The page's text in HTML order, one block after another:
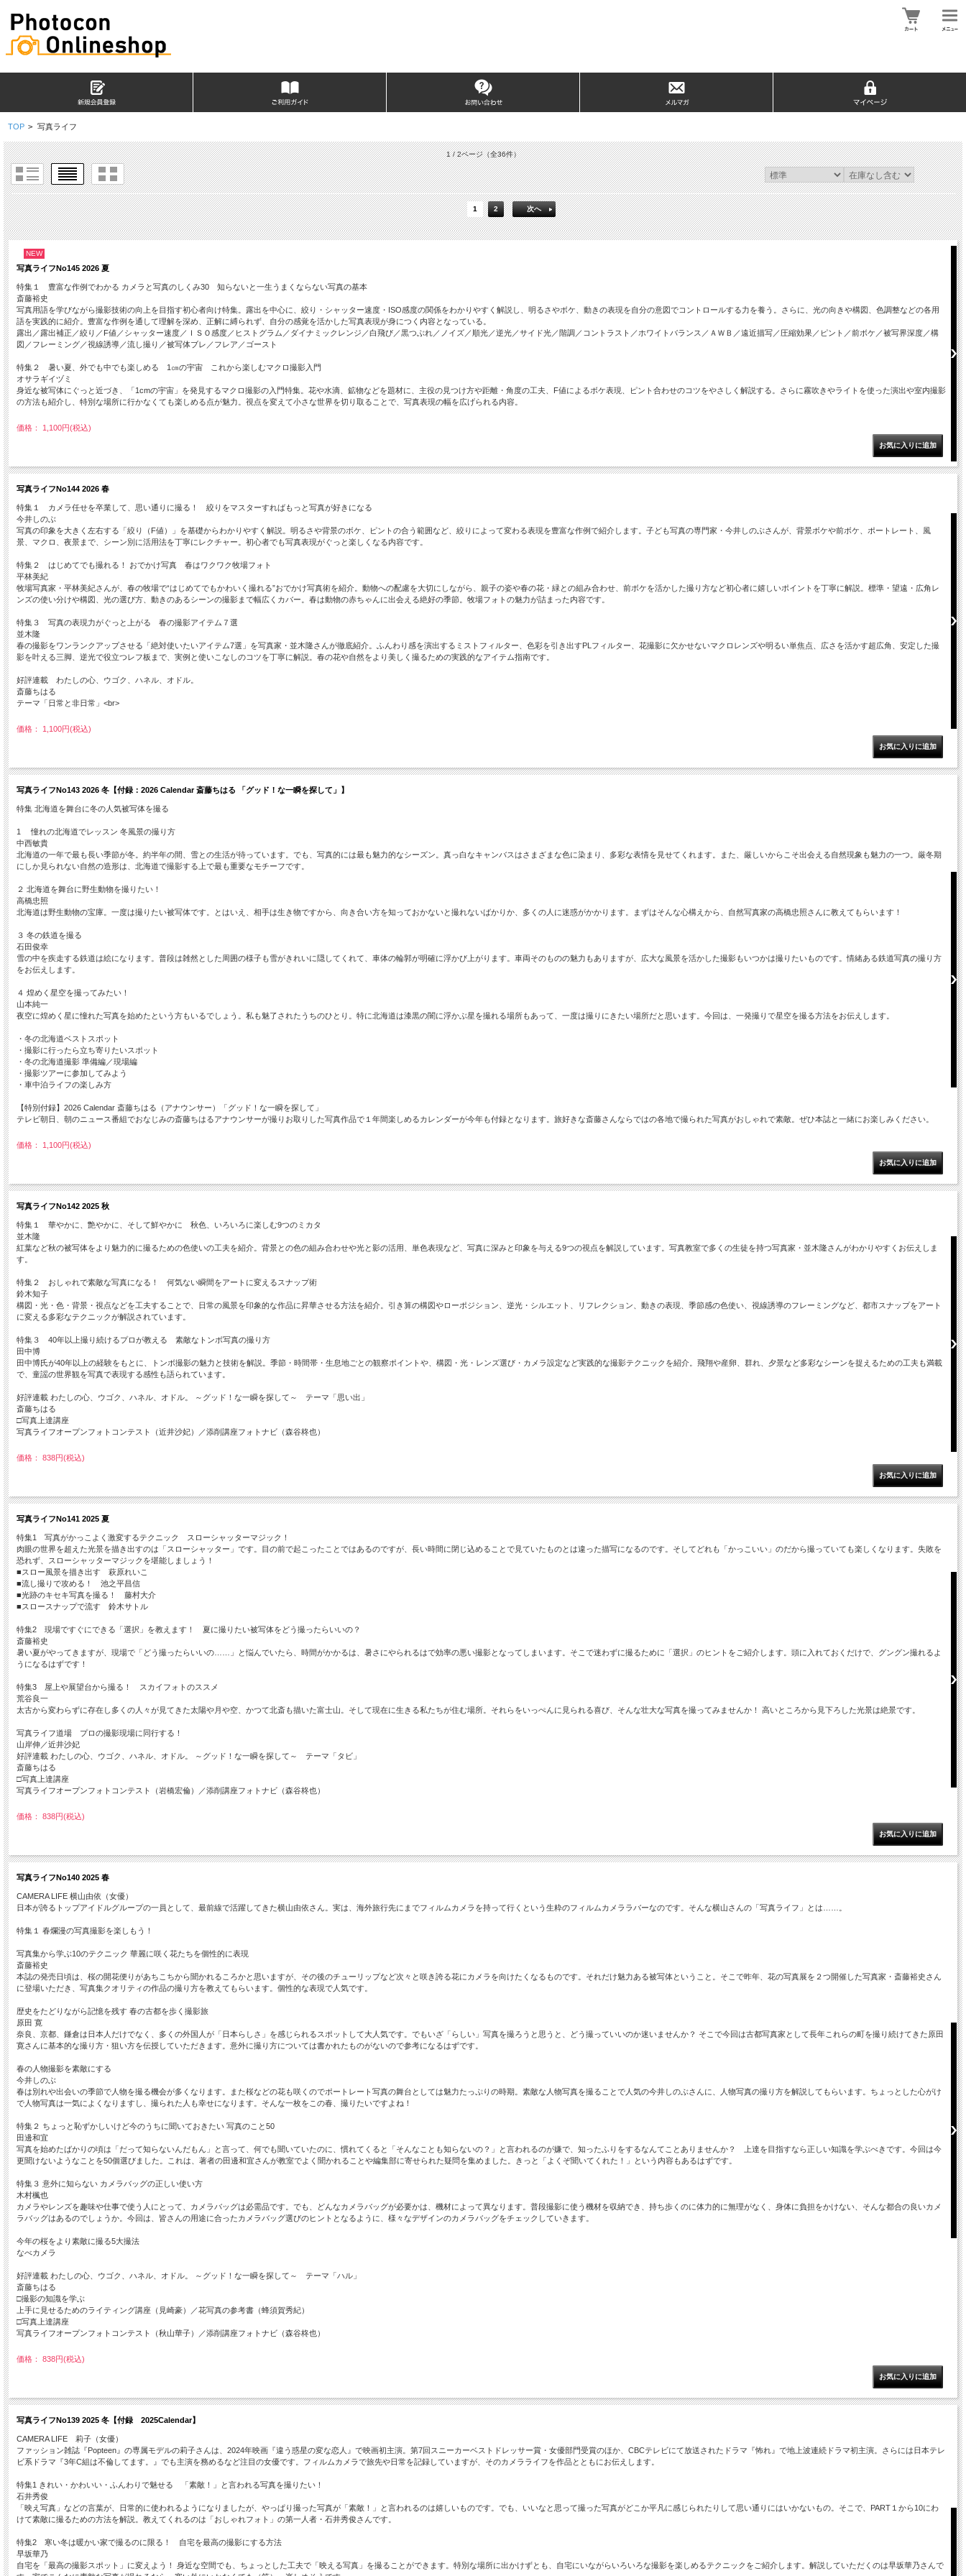
TOP > 写真ライフ
1 / 2ページ（全36件）
1 2 次へ
NEW
写真ライフNo145 2026 夏
特集１ 豊富な作例でわかる カメラと写真のしくみ30 知らないと一生うまくならない写真の基本
斎藤裕史
写真用語を学びながら撮影技術の向上を目指す初心者向け特集。露出を中心に、絞り・シャッター速度・ISO感度の関係をわかりやすく解説し、明るさやボケ、動きの表現を自分の意図でコントロールする力を養う。さらに、光の向きや構図、色調整などの各用
語を実践的に紹介。豊富な作例を通して理解を深め、正解に縛られず、自分の感覚を活かした写真表現が身につく内容となっている。
露出／露出補正／絞り／F値／シャッター速度／ＩＳＯ感度／ヒストグラム／ダイナミックレンジ／白飛び／黒つぶれ／ノイズ／順光／逆光／サイド光／階調／コントラスト／ホワイトバランス／ＡＷＢ／遠近描写／圧縮効果／ピント／前ボケ／被写界深度／構
図／フレーミング／視線誘導／流し撮り／被写体ブレ／フレア／ゴースト
特集２ 暑い夏、外でも中でも楽しめる 1㎝の宇宙 これから楽しむマクロ撮影入門
オサラギイヅミ
身近な被写体にぐっと近づき、「1cmの宇宙」を発見するマクロ撮影の入門特集。花や水滴、鉱物などを題材に、主役の見つけ方や距離・角度の工夫、F値によるボケ表現、ピント合わせのコツをやさしく解説する。さらに霧吹きやライトを使った演出や室内撮影
の方法も紹介し、特別な場所に行かなくても楽しめる点が魅力。視点を変えて小さな世界を切り取ることで、写真表現の幅を広げられる内容。
価格： 1,100円(税込)
写真ライフNo144 2026 春
特集１ カメラ任せを卒業して、思い通りに撮る！ 絞りをマスターすればもっと写真が好きになる
今井しのぶ
写真の印象を大きく左右する「絞り（F値）」を基礎からわかりやすく解説。明るさや背景のボケ、ピントの合う範囲など、絞りによって変わる表現を豊富な作例で紹介します。子ども写真の専門家・今井しのぶさんが、背景ボケや前ボケ、ポートレート、風
景、マクロ、夜景まで、シーン別に活用法を丁寧にレクチャー。初心者でも写真表現がぐっと楽しくなる内容です。
特集２ はじめてでも撮れる！ おでかけ写真 春はワクワク牧場フォト
平林美紀
牧場写真家・平林美紀さんが、春の牧場で“はじめてでもかわいく撮れる”おでかけ写真術を紹介。動物への配慮を大切にしながら、親子の姿や春の花・緑との組み合わせ、前ボケを活かした撮り方など初心者に嬉しいポイントを丁寧に解説。標準・望遠・広角レ
ンズの使い分けや構図、光の選び方、動きのあるシーンの撮影まで幅広くカバー。春は動物の赤ちゃんに出会える絶好の季節。牧場フォトの魅力が詰まった内容です。
特集３ 写真の表現力がぐっと上がる 春の撮影アイテム７選
並木隆
春の撮影をワンランクアップさせる「絶対使いたいアイテム7選」を写真家・並木隆さんが徹底紹介。ふんわり感を演出するミストフィルター、色彩を引き出すPLフィルター、花撮影に欠かせないマクロレンズや明るい単焦点、広さを活かす超広角、安定した撮
影を叶える三脚、逆光で役立つレフ板まで、実例と使いこなしのコツを丁寧に解説。春の花や自然をより美しく撮るための実践的なアイテム指南です。
好評連載 わたしの心、ウゴク、ハネル、オドル。
斎藤ちはる
テーマ「日常と非日常」<br>
価格： 1,100円(税込)
写真ライフNo143 2026 冬【付録：2026 Calendar 斎藤ちはる 「グッド！な一瞬を探して」】
特集 北海道を舞台に冬の人気被写体を撮る
1 憧れの北海道でレッスン 冬風景の撮り方
中西敏貴
北海道の一年で最も長い季節が冬。約半年の間、雪との生活が待っています。でも、写真的には最も魅力的なシーズン。真っ白なキャンバスはさまざまな色に染まり、多彩な表情を見せてくれます。また、厳しいからこそ出会える自然現象も魅力の一つ。厳冬期
にしか見られない自然の造形は、北海道で撮影する上で最も重要なモチーフです。
２ 北海道を舞台に野生動物を撮りたい！
高橋忠照
北海道は野生動物の宝庫。一度は撮りたい被写体です。とはいえ、相手は生き物ですから、向き合い方を知っておかないと撮れないばかりか、多くの人に迷惑がかかります。まずはそんな心構えから、自然写真家の高橋忠照さんに教えてもらいます！
３ 冬の鉄道を撮る
石田俊幸
雪の中を疾走する鉄道は絵になります。普段は雑然とした周囲の様子も雪がきれいに隠してくれて、車体の輪郭が明確に浮かび上がります。車両そのものの魅力もありますが、広大な風景を活かした撮影もいつかは撮りたいものです。情緒ある鉄道写真の撮り方
をお伝えします。
４ 煌めく星空を撮ってみたい！
山本純一
夜空に煌めく星に憧れた写真を始めたという方もいるでしょう。私も魅了されたうちのひとり。特に北海道は漆黒の闇に浮かぶ星を撮れる場所もあって、一度は撮りにきたい場所だと思います。今回は、一発撮りで星空を撮る方法をお伝えします。
・冬の北海道ベストスポット
・撮影に行ったら立ち寄りたいスポット
・冬の北海道撮影 準備編／現場編
・撮影ツアーに参加してみよう
・車中泊ライフの楽しみ方
【特別付録】2026 Calendar 斎藤ちはる（アナウンサー）「グッド！な一瞬を探して」
テレビ朝日、朝のニュース番組でおなじみの斎藤ちはるアナウンサーが撮りお取りした写真作品で１年間楽しめるカレンダーが今年も付録となります。旅好きな斎藤さんならではの各地で撮られた写真がおしゃれで素敵。ぜひ本誌と一緒にお楽しみください。
価格： 1,100円(税込)
写真ライフNo142 2025 秋
特集１ 華やかに、艶やかに、そして鮮やかに 秋色、いろいろに楽しむ9つのミカタ
並木隆
紅葉など秋の被写体をより魅力的に撮るための色使いの工夫を紹介。背景との色の組み合わせや光と影の活用、単色表現など、写真に深みと印象を与える9つの視点を解説しています。写真教室で多くの生徒を持つ写真家・並木隆さんがわかりやすくお伝えしま
す。
特集２ おしゃれで素敵な写真になる！ 何気ない瞬間をアートに変えるスナップ術
鈴木知子
構図・光・色・背景・視点などを工夫することで、日常の風景を印象的な作品に昇華させる方法を紹介。引き算の構図やローポジション、逆光・シルエット、リフレクション、動きの表現、季節感の色使い、視線誘導のフレーミングなど、都市スナップをアート
に変える多彩なテクニックが解説されています。
特集３ 40年以上撮り続けるプロが教える 素敵なトンボ写真の撮り方
田中博
田中博氏が40年以上の経験をもとに、トンボ撮影の魅力と技術を解説。季節・時間帯・生息地ごとの観察ポイントや、構図・光・レンズ選び・カメラ設定など実践的な撮影テクニックを紹介。飛翔や産卵、群れ、夕景など多彩なシーンを捉えるための工夫も満載
で、童謡の世界観を写真で表現する感性も語られています。
好評連載 わたしの心、ウゴク、ハネル、オドル。 ～グッド！な一瞬を探して～ テーマ「思い出」
斎藤ちはる
□写真上達講座
写真ライフオープンフォトコンテスト（近井沙妃）／添削講座フォトナビ（森谷柊也）
価格： 838円(税込)
写真ライフNo141 2025 夏
特集1 写真がかっこよく激変するテクニック スローシャッターマジック！
肉眼の世界を超えた光景を描き出すのは「スローシャッター」です。目の前で起こったことではあるのですが、長い時間に閉じ込めることで見ていたものとは違った描写になるのです。そしてどれも「かっこいい」のだから撮っていても楽しくなります。失敗を
恐れず、スローシャッターマジックを堪能しましょう！
■スロー風景を描き出す 萩原れいこ
■流し撮りで攻める！ 池之平昌信
■光跡のキセキ写真を撮る！ 藤村大介
■スロースナップで流す 鈴木サトル
特集2 現場ですぐにできる「選択」を教えます！ 夏に撮りたい被写体をどう撮ったらいいの？
斎藤裕史
暑い夏がやってきますが、現場で「どう撮ったらいいの……」と悩んでいたら、時間がかかるは、暑さにやられるはで効率の悪い撮影となってしまいます。そこで迷わずに撮るために「選択」のヒントをご紹介します。頭に入れておくだけで、グングン撮れるよ
うになるはずです！
特集3 屋上や展望台から撮る！ スカイフォトのススメ
荒谷良一
太古から変わらずに存在し多くの人々が見てきた太陽や月や空、かつて北斎も描いた富士山。そして現在に生きる私たちが住む場所。それらをいっぺんに見られる喜び、そんな壮大な写真を撮ってみませんか！ 高いところから見下ろした光景は絶景です。
写真ライフ道場 プロの撮影現場に同行する！
山岸伸／近井沙妃
好評連載 わたしの心、ウゴク、ハネル、オドル。 ～グッド！な一瞬を探して～ テーマ「タビ」
斎藤ちはる
□写真上達講座
写真ライフオープンフォトコンテスト（岩橋宏倫）／添削講座フォトナビ（森谷柊也）
価格： 838円(税込)
写真ライフNo140 2025 春
CAMERA LIFE 横山由依（女優）
日本が誇るトップアイドルグループの一員として、最前線で活躍してきた横山由依さん。実は、海外旅行先にまでフィルムカメラを持って行くという生粋のフィルムカメララバーなのです。そんな横山さんの「写真ライフ」とは……。
特集１ 春爛漫の写真撮影を楽しもう！
写真集から学ぶ10のテクニック 華麗に咲く花たちを個性的に表現
斎藤裕史
本誌の発売日頃は、桜の開花便りがあちこちから聞かれるころかと思いますが、その後のチューリップなど次々と咲き誇る花にカメラを向けたくなるものです。それだけ魅力ある被写体ということ。そこで昨年、花の写真展を２つ開催した写真家・斎藤裕史さん
に登場いただき、写真集クオリティの作品の撮り方を教えてもらいます。個性的な表現で人気です。
歴史をたどりながら記憶を残す 春の古都を歩く撮影旅
原田 寛
奈良、京都、鎌倉は日本人だけでなく、多くの外国人が「日本らしさ」を感じられるスポットして大人気です。でもいざ「らしい」写真を撮ろうと思うと、どう撮っていいのか迷いませんか？ そこで今回は古都写真家として長年これらの町を撮り続けてきた原田
寛さんに基本的な撮り方・狙い方を伝授していただきます。意外に撮り方については書かれたものがないので参考になるはずです。
春の人物撮影を素敵にする
今井しのぶ
春は別れや出会いの季節で人物を撮る機会が多くなります。また桜などの花も咲くのでポートレート写真の舞台としては魅力たっぷりの時期。素敵な人物写真を撮ることで人気の今井しのぶさんに、人物写真の撮り方を解説してもらいます。ちょっとした心がけ
で人物写真は一気によくなりますし、撮られた人も幸せになります。そんな一枚をこの春、撮りたいですよね！
特集２ ちょっと恥ずかしいけど今のうちに聞いておきたい 写真のこと50
田邊和宜
写真を始めたばかりの頃は「だって知らないんだもん」と言って、何でも聞いていたのに、慣れてくると「そんなことも知らないの？」と言われるのが嫌で、知ったふりをするなんてことありませんか？ 上達を目指すなら正しい知識を学ぶべきです。今回は今
更聞けないようなことを50個選びました。これは、著者の田邊和宜さんが教室でよく聞かれることや編集部に寄せられた疑問を集めました。きっと「よくぞ聞いてくれた！」という内容もあるはずです。
特集３ 意外に知らない カメラバッグの正しい使い方
木村楓也
カメラやレンズを趣味や仕事で使う人にとって、カメラバッグは必需品です。でも、どんなカメラバッグが必要かは、機材によって異なります。普段撮影に使う機材を収納でき、持ち歩くのに体力的に無理がなく、身体に負担をかけない、そんな都合の良いカメ
ラバッグはあるのでしょうか。今回は、皆さんの用途に合ったカメラバッグ選びのヒントとなるように、様々なデザインのカメラバッグをチェックしていきます。
今年の桜をより素敵に撮る5大撮法
なべカメラ
好評連載 わたしの心、ウゴク、ハネル、オドル。 ～グッド！な一瞬を探して～ テーマ「ハル」
斎藤ちはる
□撮影の知識を学ぶ
上手に見せるためのライティング講座（見崎豪）／花写真の参考書（蜂須賀秀紀）
□写真上達講座
写真ライフオープンフォトコンテスト（秋山華子）／添削講座フォトナビ（森谷柊也）
価格： 838円(税込)
写真ライフNo139 2025 冬【付録 2025Calendar】
CAMERA LIFE 莉子（女優）
ファッション雑誌『Popteen』の専属モデルの莉子さんは、2024年映画『違う惑星の変な恋人』で映画初主演。第7回スニーカーベストドレッサー賞・女優部門受賞のほか、CBCテレビにて放送されたドラマ『怖れ』で地上波連続ドラマ初主演。さらには日本テレ
ビ系ドラマ『3年C組は不倫してます。』でも主演を務めるなど注目の女優です。フィルムカメラで旅先や日常を記録していますが、そのカメラライフを作品とともにお伝えします。
特集1 きれい・かわいい・ふんわりで魅せる 「素敵！」と言われる写真を撮りたい！
石井秀俊
「映え写真」などの言葉が、日常的に使われるようになりましたが、やっぱり撮った写真が「素敵！」と言われるのは嬉しいものです。でも、いいなと思って撮った写真がどこか平凡に感じられたりして思い通りにはいかないもの。そこで、PART１から10にわ
けて素敵に撮るための方法を解説。教えてくれるのは「おしゃれフォト」の第一人者・石井秀俊さんです。
特集2 寒い冬は暖かい家で撮るのに限る！ 自宅を最高の撮影にする方法
早坂華乃
自宅を「最高の撮影スポット」に変えよう！ 身近な空間でも、ちょっとした工夫で「映える写真」を撮ることができます。特別な場所に出かけずとも、自宅にいながらいろいろな撮影を楽しめるテクニックをご紹介します。解説していただくのは早坂華乃さんで